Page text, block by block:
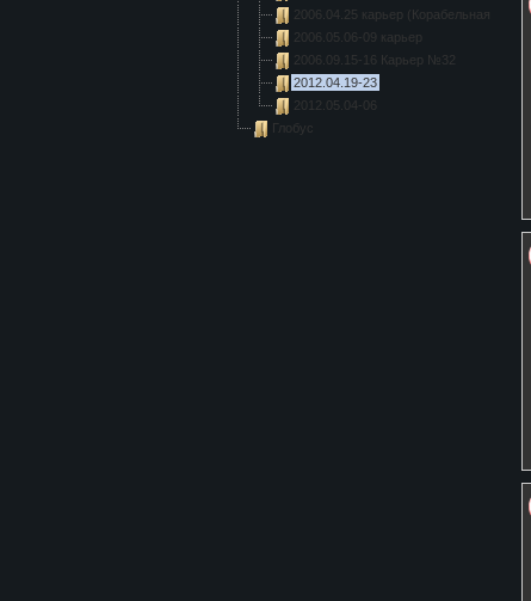
2006.04.25 карьер (Корабельная,
2006.05.06-09 карьер
2006.09.15-16 Карьер №32
2012.04.19-23
2012.05.04-06
Глобус